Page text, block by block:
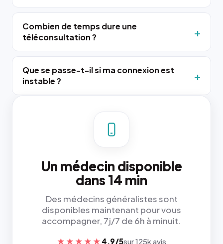
Combien de temps dure une
téléconsultation ?
Que se passe-t-il si ma connexion est
instable ?
Un médecin disponible
dans 14 min
Des médecins généralistes sont
disponibles maintenant pour vous
accompagner, 7j/7 de 6h à minuit.
★★★★★ 4,9/5sur 125k avis